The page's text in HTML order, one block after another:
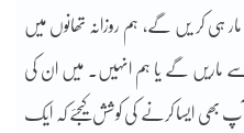
کر یں گے، ہم روزانہ تھانوں میں
ماریں گے یا ہم انہیں۔ میں ان کی
بھی ایسا کرنے کی کوشش کیجئے کہ ایک